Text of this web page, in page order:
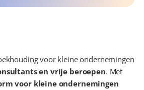
voor kleine ondernemingen
en vrije beroepen. Met
voor kleine ondernemingen